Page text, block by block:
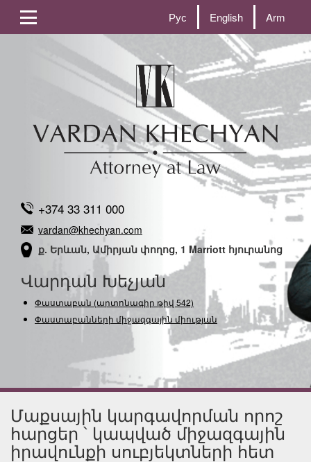
Рус English Arm
+374 33 311 000
vardan@khechyan.com
ք. Երևան, Ամիրյան փողոց, 1 Marriott հյուրանոց
Վարդան Խեչյան
Փաստաբան (արտոնագիր թիվ 542)
Փաստաբանների միջազգային միության (համա
Մաքսային կարգավորման որոշ
հարցեր ՝ կապված միջազգային
իրավունքի սուբյեկտների հետ